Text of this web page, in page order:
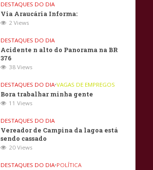
DESTAQUES DO DIA
Via Araucária Informa:
2 Views
DESTAQUES DO DIA
Acidente n alto do Panorama na BR
376
38 Views
DESTAQUES DO DIA•VAGAS DE EMPREGOS
Bora trabalhar minha gente
11 Views
DESTAQUES DO DIA
Vereador de Campina da lagoa está
sendo cassado
20 Views
DESTAQUES DO DIA•POLÍTICA